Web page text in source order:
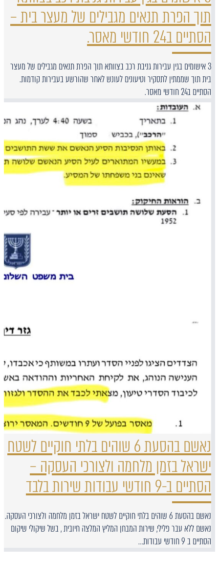
תוך הפרת תנאים מגבילים של מעצר בית –
הסתיים ב24 חודשי מאסר.
3 אישומים בגין עבירות גניבת רכב בצוותא תוך הפרת תנאים מגבילים של מעצר
בית תוך שממתין לתסקיר וטיעונים לעונש לאחר שהורשע בעבירות קודמות.
הסתיים ב24 חודשי מאסר.
נאשם בהסעת 6 שוהים בלתי חוקיים לשטח
ישראל בזמן מלחמה ולצורכי העסקה –
הסתיים ב-9 חודשי עבודות שירות בלבד
נאשם בהסעת 6 שוהים בלתי חוקיים לשטח ישראל בזמן מלחמה ולצורכי העסקה.
נאשם ללא עבר פלילי, שירות המבחן המליץ המלצה חיובית , בשל שיקולי שיקום
הסתיים ב 9 חודשי עבודות…